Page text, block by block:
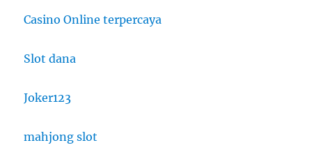
Casino Online terpercaya
Slot dana
Joker123
mahjong slot